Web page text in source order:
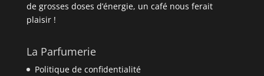
de grosses doses d’énergie, un café nous ferait
plaisir !
La Parfumerie
Politique de confidentialité